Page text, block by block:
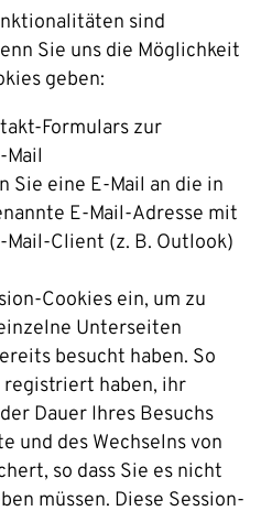
sind
Sie uns die Möglichkeit
geben:
Formulars zur
Mail
Sie eine E-Mail an die in
E-Mail-Adresse mit
Client (z. B. Outlook)
Cookies ein, um zu
Unterseiten
besucht haben. So
haben, ihr
Dauer Ihres Besuchs
und des Wechselns von
so dass Sie es nicht
müssen. Diese Session-